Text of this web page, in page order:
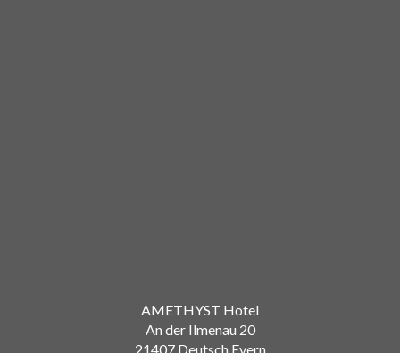
AMETHYST Hotel
An der Ilmenau 20
21407 Deutsch Evern